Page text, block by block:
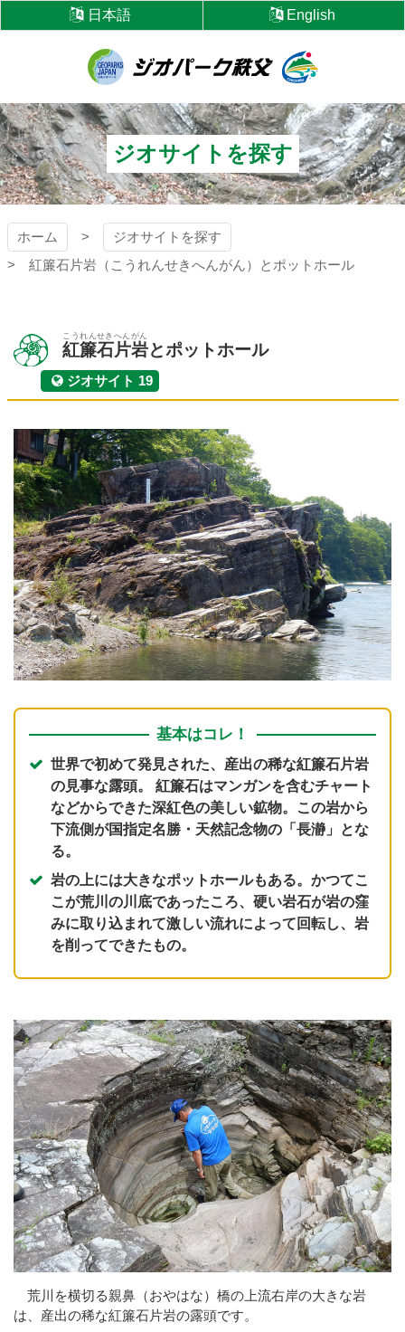
ン
本
文
へ
ス
キ
ッ
プ
日本語 English
ジオパーク秩父
ジオサイトを探す
ホーム
ジオサイトを探す
紅簾石片岩（こうれんせきへんがん）とポットホール
紅簾石片岩
こうれんせきへんがん
とポットホール
ジオサイト 19
基本はコレ！
世界で初めて発見された、産出の稀な紅簾石片岩
の見事な露頭。 紅簾石はマンガンを含むチャート
などからできた深紅色の美しい鉱物。この岩から
下流側が国指定名勝・天然記念物の「長瀞」とな
る。
岩の上には大きなポットホールもある。かつてこ
こが荒川の川底であったころ、硬い岩石が岩の窪
みに取り込まれて激しい流れによって回転し、岩
を削ってできたもの。
荒川を横切る親鼻（おやはな）橋の上流右岸の大きな岩
は、産出の稀な紅簾石片岩の露頭です。